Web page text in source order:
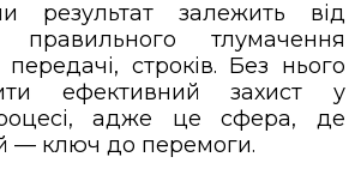
результат залежить від
тлумачення
строків. Без нього
ефективний захист у
адже це сфера, де
— ключ до перемоги.